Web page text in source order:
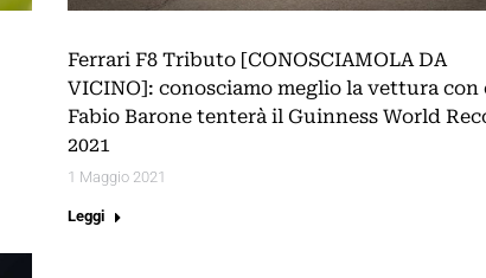
Ferrari F8 Tributo [CONOSCIAMOLA DA
VICINO]: conosciamo meglio la vettura con
Fabio Barone tenterà il Guinness World
2021
1 Maggio 2021
Leggi